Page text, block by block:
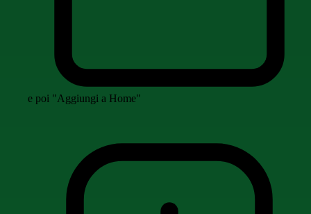
e poi "Aggiungi a Home"